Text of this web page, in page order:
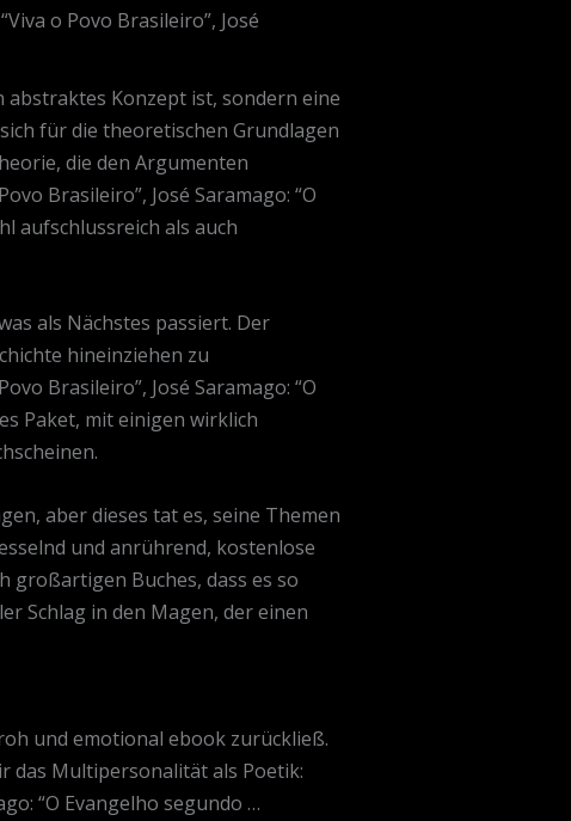
o Povo Brasileiro”, José
abstraktes Konzept ist, sondern eine
für die theoretischen Grundlagen
die den Argumenten
Brasileiro”, José Saramago: “O
aufschlussreich als auch
als Nächstes passiert. Der
hineinziehen zu
Brasileiro”, José Saramago: “O
Paket, mit einigen wirklich
aber dieses tat es, seine Themen
und anrührend, kostenlose
großartigen Buches, dass es so
Schlag in den Magen, der einen
und emotional ebook zurückließ.
das Multipersonalität als Poetik:
“O Evangelho segundo …